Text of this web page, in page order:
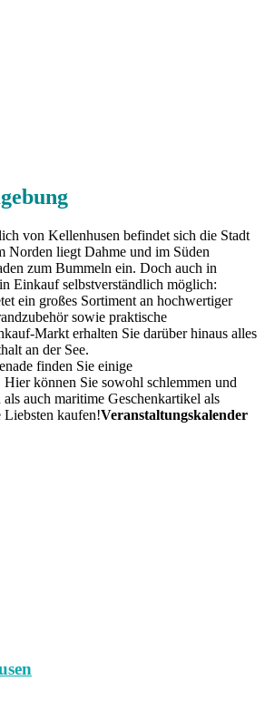
von Kellenhusen befindet sich die Stadt
Norden liegt Dahme und im Süden
zum Bummeln ein. Doch auch in
Einkauf selbstverständlich möglich:
ein großes Sortiment an hochwertiger
sowie praktische
Markt erhalten Sie darüber hinaus alles
an der See.
finden Sie einige
können Sie sowohl schlemmen und
auch maritime Geschenkartikel als
kaufen!Veranstaltungskalender